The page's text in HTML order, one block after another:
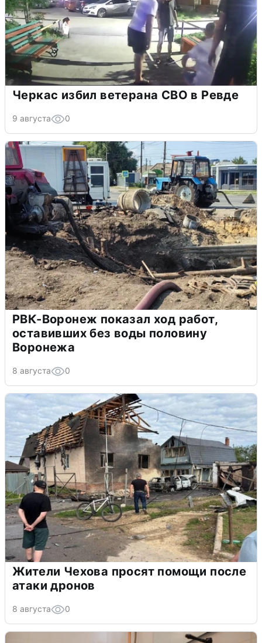
Черкас избил ветерана СВО в Ревде
9 августа 0
РВК-Воронеж показал ход работ,
оставивших без воды половину
Воронежа
8 августа 0
Жители Чехова просят помощи после
атаки дронов
8 августа 0